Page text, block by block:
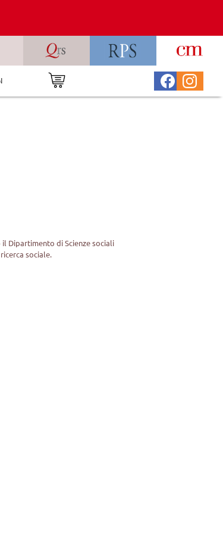
Dipartimento di Scienze sociali
sociale.